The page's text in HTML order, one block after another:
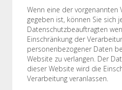
Wenn eine der vorgenannten
gegeben ist, können Sie sich
Datenschutzbeauftragten
Einschränkung der
personenbezogener Daten
Website zu verlangen. Der
dieser Website wird die
Verarbeitung veranlassen.